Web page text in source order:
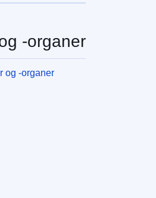
-organer
og -organer